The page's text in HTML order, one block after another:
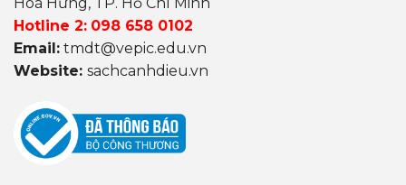
Hotline 2: 098 658 0102
Email: tmdt@vepic.edu.vn
Website: sachcanhdieu.vn